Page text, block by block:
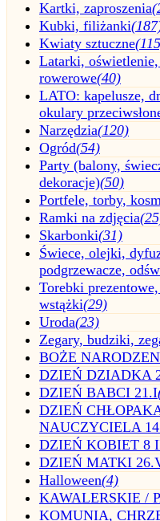
Kartki, zaproszenia
Kubki, filiżanki
Kwiaty sztuczne
Latarki,
rowerowe(40)
LATO: kapelusze,
okulary
Narzędzia(120)
Ogród(54)
Party (balony,
dekoracje)(50)
Portfele, torby,
Ramki na zdjęcia
Skarbonki(31)
Świece, olejki,
podgrzewacze,
Torebki prezentowe,
wstążki(29)
Uroda(23)
Zegary, budziki,
BOŻE
DZIEŃ DZIADKA
DZIEŃ BABCI 21.I
DZIEŃ
NAUCZYCIELA
DZIEŃ KOBIET 8
DZIEŃ MATKI
Halloween(4)
KAWALERSKIE /
KOMUNIA,